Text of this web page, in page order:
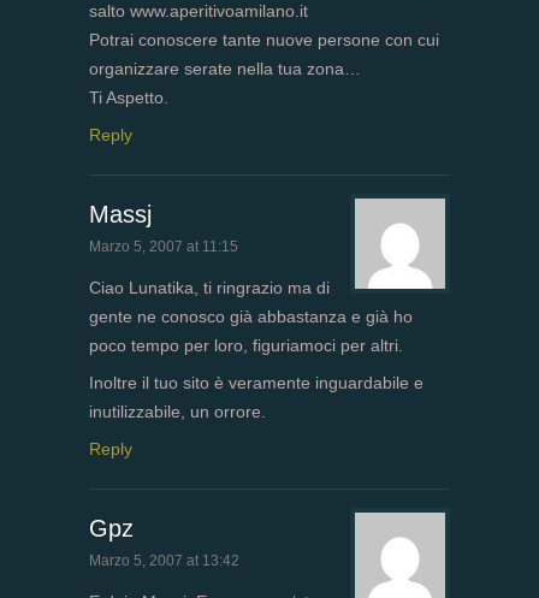
salto www.aperitivoamilano.it
Potrai conoscere tante nuove persone con cui
organizzare serate nella tua zona…
Ti Aspetto.
Reply
Massj
Marzo 5, 2007 at 11:15
Ciao Lunatika, ti ringrazio ma di
gente ne conosco già abbastanza e già ho
poco tempo per loro, figuriamoci per altri.
Inoltre il tuo sito è veramente inguardabile e
inutilizzabile, un orrore.
Reply
Gpz
Marzo 5, 2007 at 13:42